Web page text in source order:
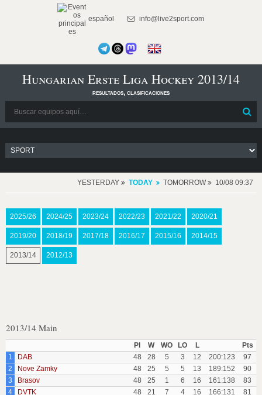
español info@live2sport.com
Hungarian Erste Liga Hockey 2013/14
resultados, clasificaciones
YESTERDAY TODAY TOMORROW 10/08 09:37
2025/26 2024/25 2023/24 2022/23 2021/22 2020/21
2019/20 2018/19 2017/18 2016/17 2015/16 2014/15
2013/14 2012/13
2013/14 Main
Pl W WO LO L
Pts
1
DAB 48 28 5 3 12 200:123
97
2
Nove Zamky 48 25 5 5 13 189:152
90
3
Brasov 48 25 1 6 16 161:138
83
4
DVTK 48 21 7 4 16 166:131
81